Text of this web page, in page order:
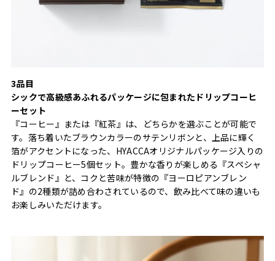
3品目
シックで高級感あふれるパッケージに包まれたドリップコーヒ
ーセット
『コーヒー』または『紅茶』は、どちらかを選ぶことが可能で
す。落ち着いたブラウンカラーのサテンリボンと、上品に輝く
箔がアクセントになった、HYACCAオリジナルパッケージ入りの
ドリップコーヒー5個セット。豊かな香りが楽しめる『スペシャ
ルブレンド』と、コクと苦味が特徴の『ヨーロピアンブレン
ド』の2種類が詰め合わされているので、飲み比べて味の違いも
お楽しみいただけます。